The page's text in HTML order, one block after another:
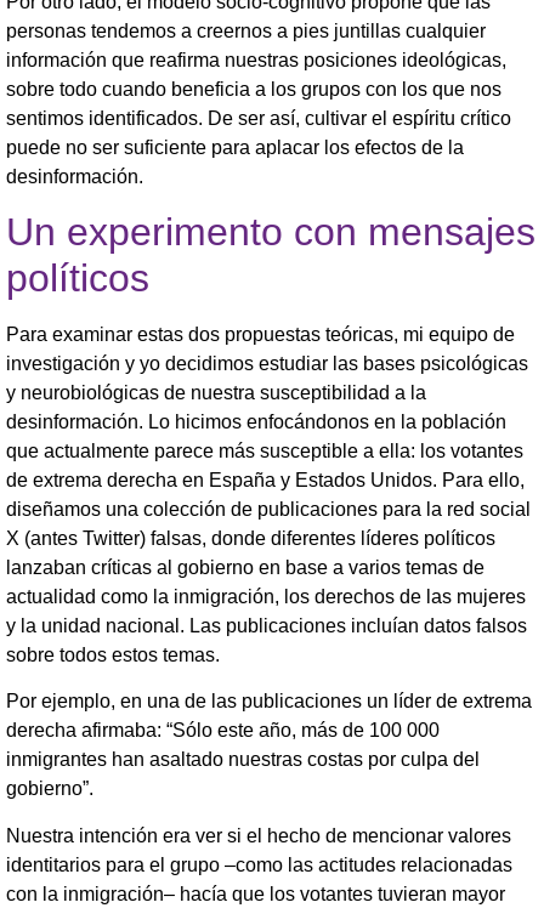
personas tendemos a creernos a pies juntillas cualquier
información que reafirma nuestras posiciones ideológicas,
sobre todo cuando beneficia a los grupos con los que nos
sentimos identificados. De ser así, cultivar el espíritu crítico
puede no ser suficiente para aplacar los efectos de la
desinformación.
Un experimento con mensajes
políticos
Para examinar estas dos propuestas teóricas, mi equipo de
investigación y yo decidimos estudiar las bases psicológicas
y neurobiológicas de nuestra susceptibilidad a la
desinformación. Lo hicimos enfocándonos en la población
que actualmente parece más susceptible a ella: los votantes
de extrema derecha en España y Estados Unidos. Para ello,
diseñamos una colección de publicaciones para la red social
X (antes Twitter) falsas, donde diferentes líderes políticos
lanzaban críticas al gobierno en base a varios temas de
actualidad como la inmigración, los derechos de las mujeres
y la unidad nacional. Las publicaciones incluían datos falsos
sobre todos estos temas.
Por ejemplo, en una de las publicaciones un líder de extrema
derecha afirmaba: “Sólo este año, más de 100 000
inmigrantes han asaltado nuestras costas por culpa del
gobierno”.
Nuestra intención era ver si el hecho de mencionar valores
identitarios para el grupo –como las actitudes relacionadas
con la inmigración– hacía que los votantes tuvieran mayor